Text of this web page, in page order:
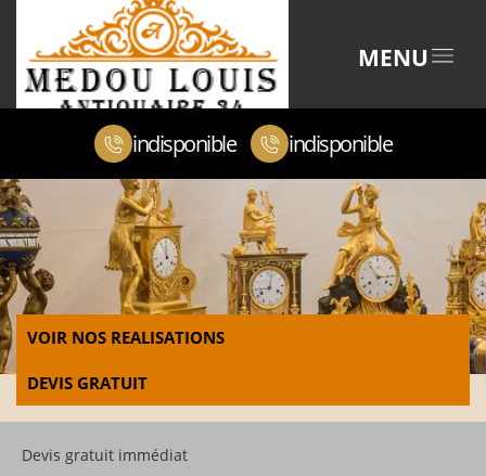
MENU
indisponible indisponible
VOIR NOS REALISATIONS
DEVIS GRATUIT
Devis gratuit immédiat